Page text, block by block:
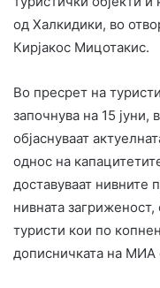
од Халкидики, во
Кирјакос Мицотакис.
Во пресрет на
започнува на 15 јуни,
објаснуваат
однос на
доставуваат нивните
нивната
туристи кои по
дописничката на МИА